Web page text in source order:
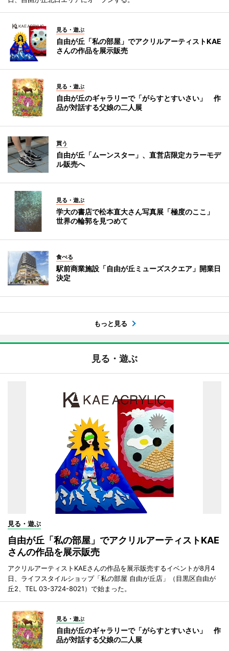
見る・遊ぶ
自由が丘「私の部屋」でアクリルアーティストKAE
さんの作品を展示販売
見る・遊ぶ
自由が丘のギャラリーで「がらすとすいさい」 作
品が対話する父娘の二人展
買う
自由が丘「ムーンスター」、直営店限定カラーモデ
ル販売へ
見る・遊ぶ
学大の書店で松本直大さん写真展「極度のここ」
世界の輪郭を見つめて
食べる
駅前商業施設「自由が丘ミューズスクエア」開業日
決定
もっと見る
見る・遊ぶ
見る・遊ぶ
自由が丘「私の部屋」でアクリルアーティストKAE
さんの作品を展示販売
アクリルアーティストKAEさんの作品を展示販売するイベントが8月4
日、ライフスタイルショップ「私の部屋 自由が丘店」（目黒区自由が
丘2、TEL 03-3724-8021）で始まった。
見る・遊ぶ
自由が丘のギャラリーで「がらすとすいさい」 作
品が対話する父娘の二人展